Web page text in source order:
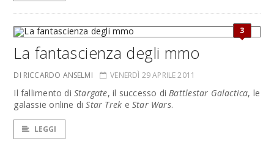
3
La fantascienza degli mmo
DI RICCARDO ANSELMI VENERDÌ 29 APRILE 2011
Il fallimento di Stargate, il successo diBattlestar Galactica, le
galassie online diStar Trek e Star Wars.
LEGGI